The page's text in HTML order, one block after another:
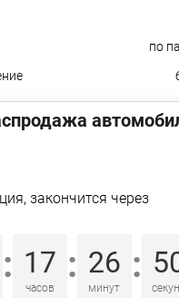
по
закончится через
: 17
часов
: 26
минут
: